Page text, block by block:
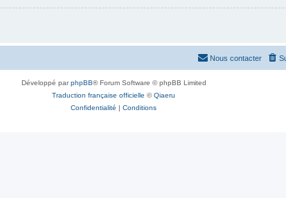
Nous contacter
Développé parphpBB® Forum Software © phpBB Limited
Traduction française officielle ©Qiaeru
Confidentialité | Conditions